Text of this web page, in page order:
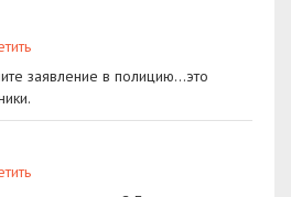
заявление в полицию...это